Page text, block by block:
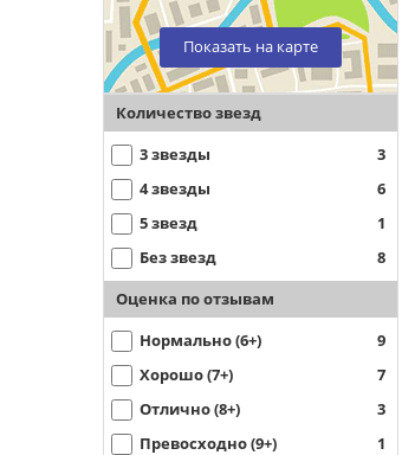
Показать на карте
Количество звезд
3 звезды
3
4 звезды
6
5 звезд
1
Без звезд
8
Оценка по отзывам
Нормально (6+)
9
Хорошо (7+)
7
Отлично (8+)
3
Превосходно (9+)
1